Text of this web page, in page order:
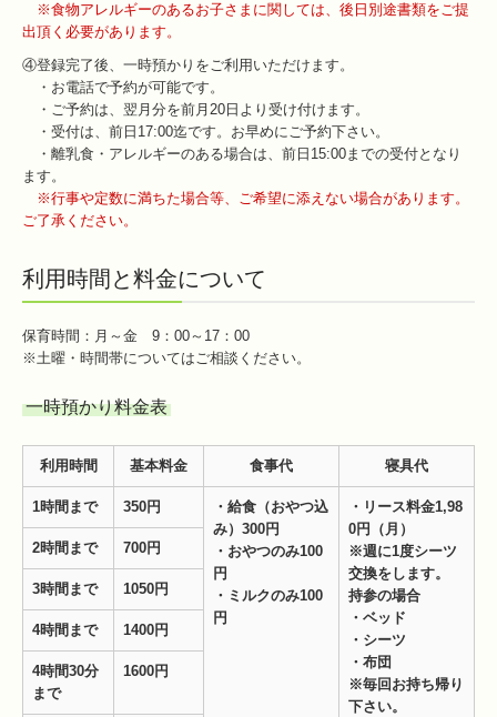
※食物アレルギーのあるお子さまに関しては、後日別途書類をご提
出頂く必要があります。
④登録完了後、一時預かりをご利用いただけます。
・お電話で予約が可能です。
・ご予約は、翌月分を前月20日より受け付けます。
・受付は、前日17:00迄です。お早めにご予約下さい。
・離乳食・アレルギーのある場合は、前日15:00までの受付となり
ます。
※行事や定数に満ちた場合等、ご希望に添えない場合があります。
ご了承ください。
利用時間と料金について
保育時間：月～金 9：00～17：00
※土曜・時間帯についてはご相談ください。
一時預かり料金表
利用時間 基本料金 食事代 寝具代
1時間まで 350円 ・給食（おやつ込
み） 300円
・おやつのみ100
円
・ミルクのみ100
円
・リース料金1,98
0円（月）
※週に1度シーツ
交換をします。
持参の場合
・ベッド
・シーツ
・布団
※毎回お持ち帰り
下さい。
2時間まで 700円
3時間まで 1050円
4時間まで 1400円
4時間30分
まで
1600円